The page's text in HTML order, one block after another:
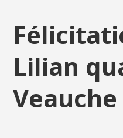
Lilian
Veauche